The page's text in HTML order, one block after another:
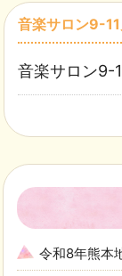
音楽サロン9-11
音楽サロン9-
令和8年熊本